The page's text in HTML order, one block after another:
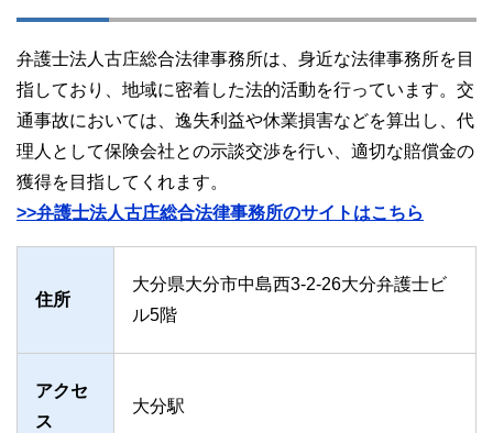
弁護士法人古庄総合法律事務所は、身近な法律事務所を目
指しており、地域に密着した法的活動を行っています。交
通事故においては、逸失利益や休業損害などを算出し、代
理人として保険会社との示談交渉を行い、適切な賠償金の
獲得を目指してくれます。
>>弁護士法人古庄総合法律事務所のサイトはこちら
住所
大分県大分市中島西3-2-26大分弁護士ビ
ル5階
アクセ
ス
大分駅